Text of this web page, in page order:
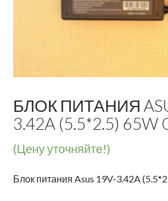
БЛОК ПИТАНИЯ
3.42A (5.5*2.5) 65W
(Цену уточняйте!)
Блок питания Asus 19V-3.42A